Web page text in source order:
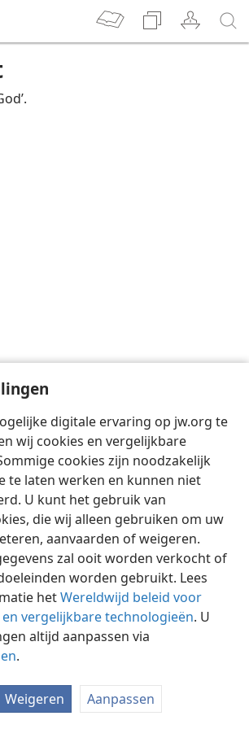
digitale ervaring op jw.org te
wij cookies en vergelijkbare
cookies zijn noodzakelijk
te laten werken en kunnen niet
U kunt het gebruik van
die wij alleen gebruiken om uw
aanvaarden of weigeren.
zal ooit worden verkocht of
worden gebruikt. Lees
hetWereldwijd beleid voor
vergelijkbare technologieën. U
altijd aanpassen via
.
Weigeren Aanpassen
Instellingen
Tower Bible and Tract Society of Pennsylvania
Privacybeleid
JW.ORG
Inloggen